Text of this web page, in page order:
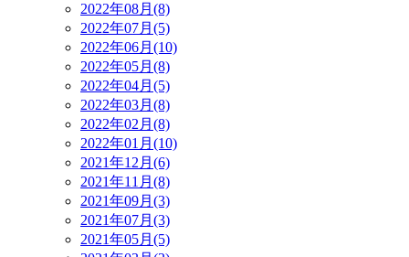
2022年08月(8)
2022年07月(5)
2022年06月(10)
2022年05月(8)
2022年04月(5)
2022年03月(8)
2022年02月(8)
2022年01月(10)
2021年12月(6)
2021年11月(8)
2021年09月(3)
2021年07月(3)
2021年05月(5)